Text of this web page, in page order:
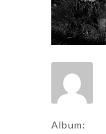
Album: